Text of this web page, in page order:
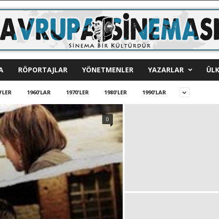
RÖPORTAJLAR YÖNETMENLER YAZARLAR
1960'LAR 1970'LER 1980'LER 1990'LAR
0